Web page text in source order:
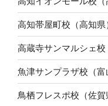
高知帯屋町校（高知県
高蔵寺サンマルシェ校
魚津サンプラザ校（富
鳥栖フレスポ校（佐賀